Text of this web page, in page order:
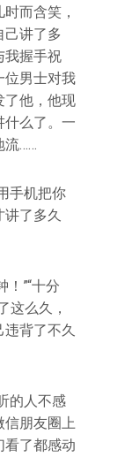
而含笑，
己讲了多
我握手祝
位男士对我
了他，他现
什么了。一
流……
手机把你
了多久
！”“十分
这么久，
背了不久
的人不感
朋友圈上
看了都感动